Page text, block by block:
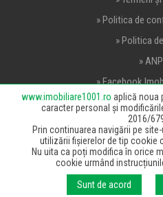
» Politica de
» Politica
»
» Facebook
www.imobiliare1001.ro aplică noua
caracter personal și
2016/
Prin continuarea navigării pe
utilizării fișierelor de tip cookie
Nu uita ca poți modifica în orice
cookie urmând
Sunt de acord